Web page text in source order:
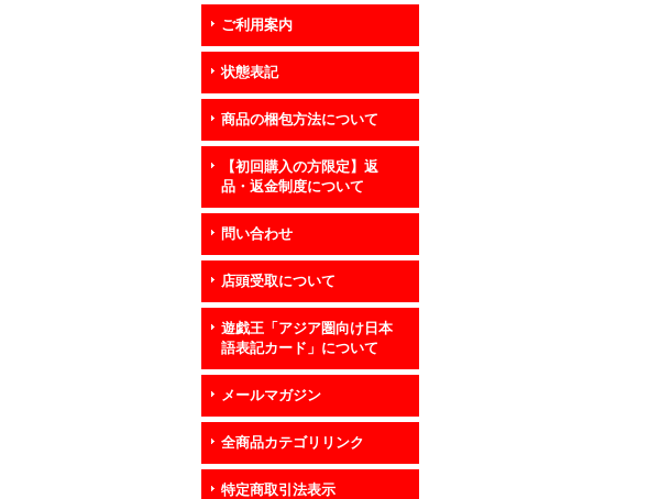
ご利用案内
状態表記
商品の梱包方法について
【初回購入の方限定】返
品・返金制度について
問い合わせ
店頭受取について
遊戯王「アジア圏向け日本
語表記カード」について
メールマガジン
全商品カテゴリリンク
特定商取引法表示